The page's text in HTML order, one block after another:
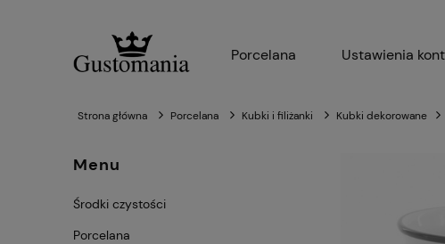
Porcelana Ustawienia
Strona główna Porcelana Kubki i filiżanki Kubki dekorowane
Menu
Środki czystości
Porcelana